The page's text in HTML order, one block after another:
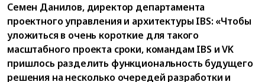
Семен Данилов, директор департамента
проектного управления и архитектуры IBS: «Чтобы
уложиться в очень короткие для такого
масштабного проекта сроки, командам IBS и VK
пришлось разделить функциональность будущего
решения на несколько очередей разработки и